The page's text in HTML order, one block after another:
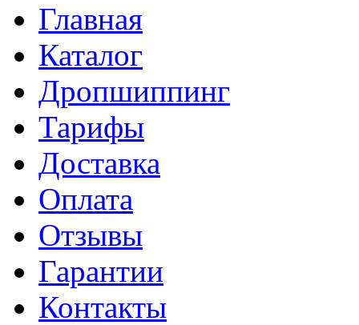
Главная
Каталог
Дропшиппинг
Тарифы
Доставка
Оплата
Отзывы
Гарантии
Контакты